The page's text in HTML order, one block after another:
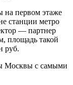
на первом этаже
станции метро
— партнер
площадь такой
руб.
Москвы с самыми